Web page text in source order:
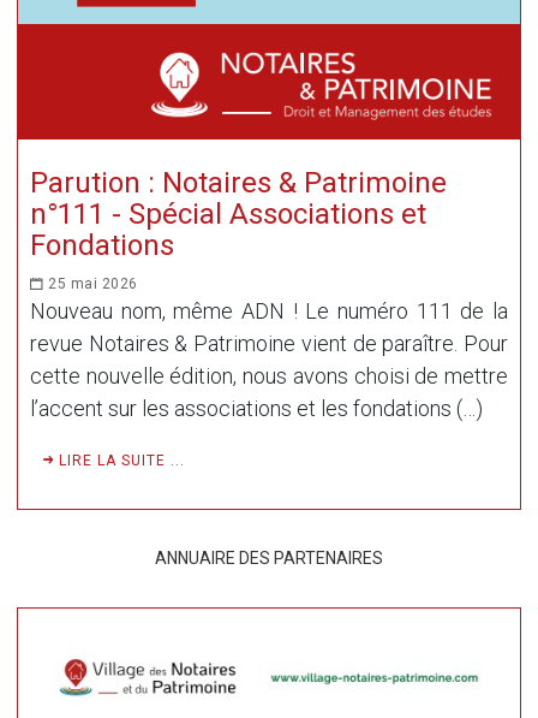
Parution : Notaires & Patrimoine
n°111 - Spécial Associations et
Fondations
25 mai 2026
Nouveau nom, même ADN ! Le numéro 111 de la
revue Notaires & Patrimoine vient de paraître. Pour
cette nouvelle édition, nous avons choisi de mettre
l’accent sur les associations et les fondations (…)
LIRE LA SUITE ...
ANNUAIRE DES PARTENAIRES